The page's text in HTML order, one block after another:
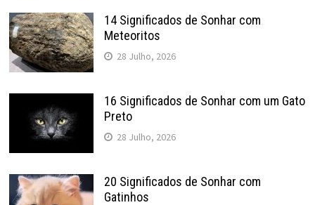
14 Significados de Sonhar com
Meteoritos
28 Julho, 2026
16 Significados de Sonhar com um Gato
Preto
28 Julho, 2026
20 Significados de Sonhar com
Gatinhos